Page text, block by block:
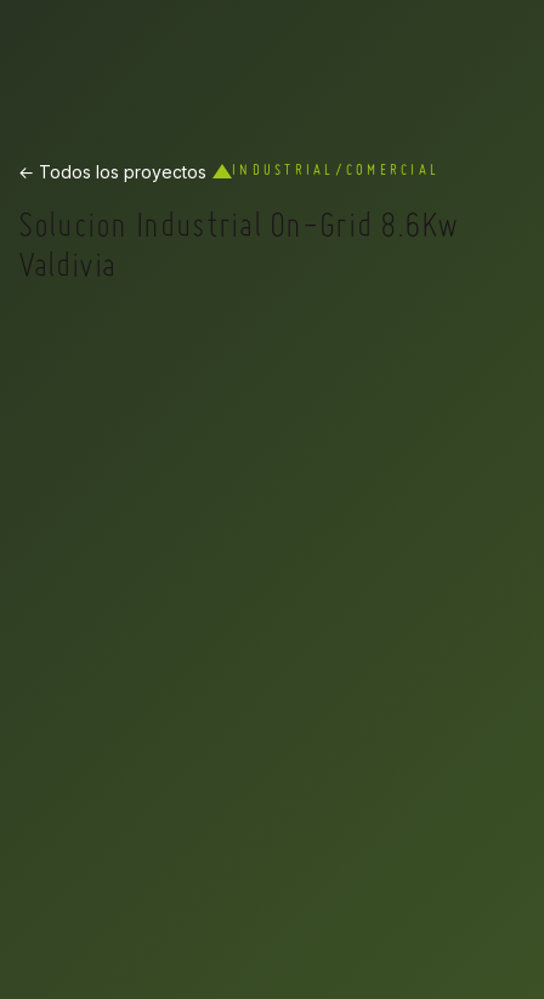
← Todos los proyectos INDUSTRIAL/COMERCIAL
Solucion Industrial On-Grid 8.6Kw
Valdivia